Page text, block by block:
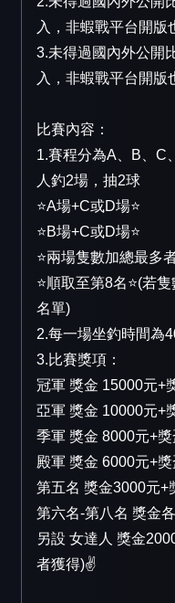
入，非蝦戰平台開版
3.未得過國內外公開
入，非蝦戰平台開版
比賽內容：
1.賽程分為A、B、C
人釣2場，抽2球
⭐A場+C或D場⭐
⭐B場+C或D場⭐
⭐兩場隻數加總最多
⭐順取至第8名⭐(若
名單)
2.每一場坐釣時間為
3.比賽獎項：
冠軍 獎金 15000元+
亞軍 獎金 10000元+
季軍 獎金 8000元+
殿軍 獎金 6000元+
第五名 獎金3000元+
第六名-第八名 獎金
另設 女達人 獎金
者獲得)✌️